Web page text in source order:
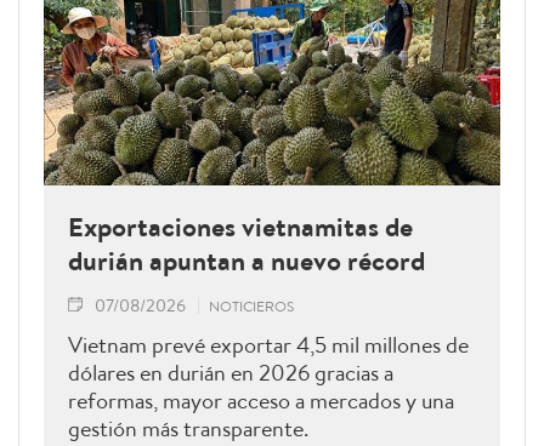
Exportaciones vietnamitas de
durián apuntan a nuevo récord
07/08/2026 NOTICIEROS
Vietnam prevé exportar 4,5 mil millones de
dólares en durián en 2026 gracias a
reformas, mayor acceso a mercados y una
gestión más transparente.